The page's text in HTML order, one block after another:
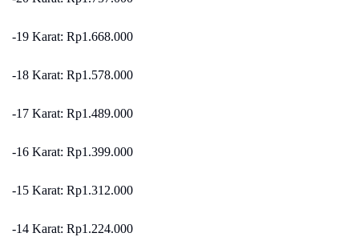
-19 Karat: Rp1.668.000
-18 Karat: Rp1.578.000
-17 Karat: Rp1.489.000
-16 Karat: Rp1.399.000
-15 Karat: Rp1.312.000
-14 Karat: Rp1.224.000